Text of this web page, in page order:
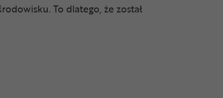
To dlatego, że został